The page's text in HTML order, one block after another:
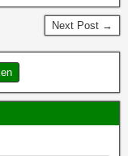
Next Post →